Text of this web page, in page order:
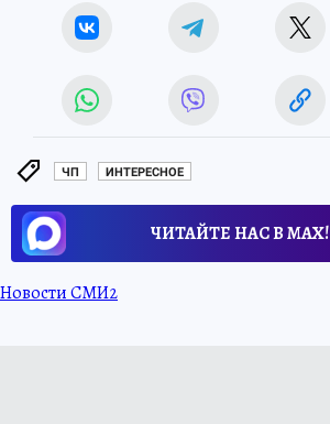
ЧП ИНТЕРЕСНОЕ
ЧИТАЙТЕ НАС В МАХ!
Новости СМИ2